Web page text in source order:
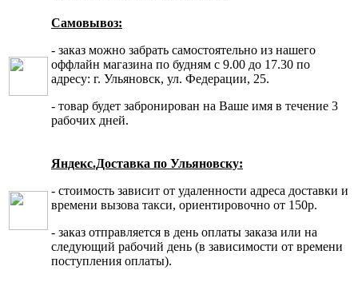
Самовывоз:
- заказ можно забрать самостоятельно из нашего
оффлайн магазина по будням с 9.00 до 17.30 по
адресу: г. Ульяновск, ул. Федерации, 25.
- товар будет забронирован на Ваше имя в течение 3
рабочих дней.
Яндекс.Доставка по Ульяновску:
- стоимость зависит от удаленности адреса доставки и
времени вызова такси, ориентировочно от 150р.
- заказ отправляется в день оплаты заказа или на
следующий рабочий день (в зависимости от времени
поступления оплаты).